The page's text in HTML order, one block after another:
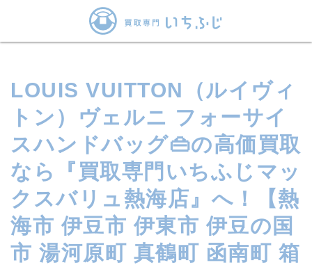
LOUIS VUITTON（ルイヴィ
トン）ヴェルニ フォーサイ
スハンドバッグ👜の高価買取
なら『買取専門いちふじマッ
クスバリュ熱海店』へ！【熱
海市 伊豆市 伊東市 伊豆の国
市 湯河原町 真鶴町 函南町 箱